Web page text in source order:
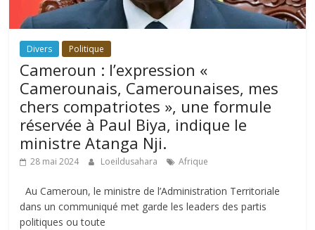
Divers Politique
Cameroun : l’expression «
Camerounais, Camerounaises, mes
chers compatriotes », une formule
réservée à Paul Biya, indique le
ministre Atanga Nji.
28 mai 2024 Loeildusahara Afrique
Au Cameroun, le ministre de l’Administration Territoriale
dans un communiqué met garde les leaders des partis
politiques ou toute